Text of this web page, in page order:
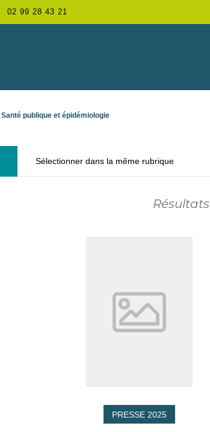
02 99 28 43 21
Santé publique et épidémiologie
Sélectionner dans la même rubrique
Résultats
PRESSE 2025